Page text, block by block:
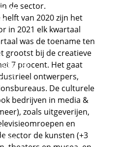
en
Externe link
link
Externe link
Externe link
Externe link
link
link
en
de sector.
van 2020 zijn het
in 2021 elk kwartaal
was de toename ten
grootst bij de creatieve
7 procent. Het gaat
ontwerpers,
De culturele
bedrijven in media &
zoals uitgeverijen,
en
sector de kunsten (+3